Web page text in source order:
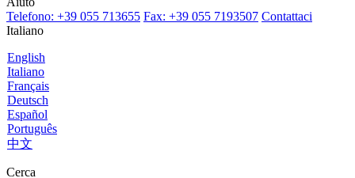
Telefono: +39 055 713655 Fax: +39 055 7193507 Contattaci
Italiano
English
Italiano
Français
Deutsch
Español
Português
中文
Cerca